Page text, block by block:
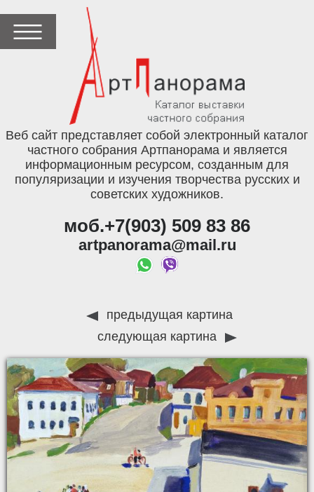
Веб сайт представляет собой электронный каталог
частного собрания Артпанорама и является
информационным ресурсом, созданным для
популяризации и изучения творчества русских и
советских художников.
моб.+7(903) 509 83 86
artpanorama@mail.ru
предыдущая картина
следующая картина